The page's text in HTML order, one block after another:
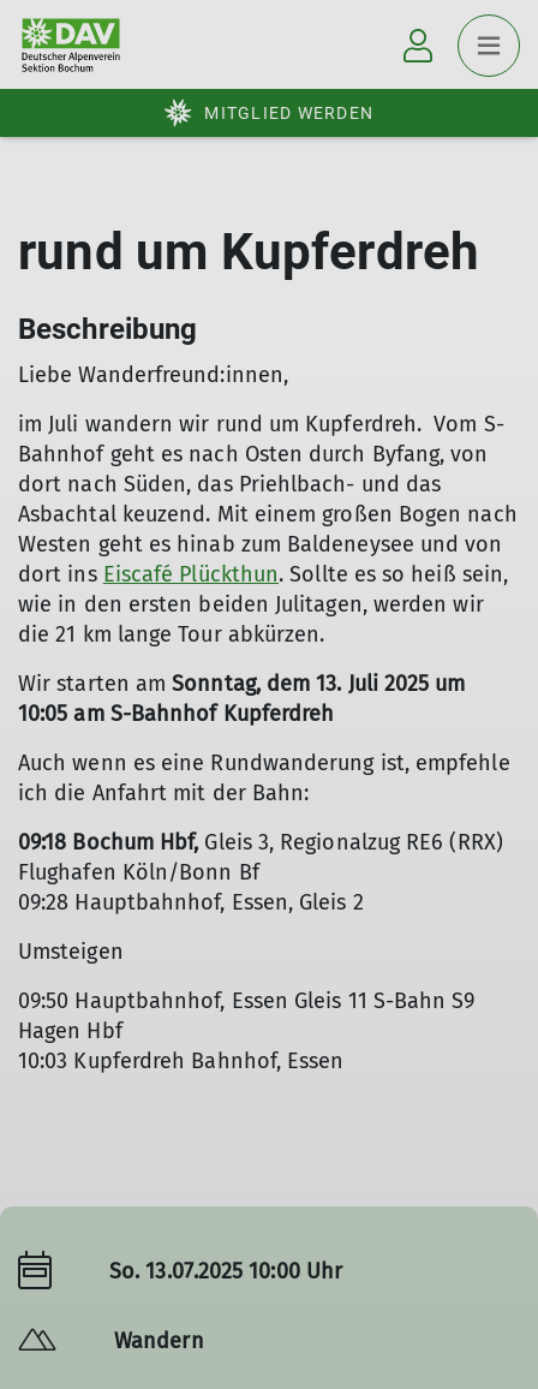
MITGLIED WERDEN
rund um Kupferdreh
Beschreibung
Liebe Wanderfreund:innen,
im Juli wandern wir rund um Kupferdreh. Vom S-
Bahnhof geht es nach Osten durch Byfang, von
dort nach Süden, das Priehlbach- und das
Asbachtal keuzend. Mit einem großen Bogen nach
Westen geht es hinab zum Baldeneysee und von
dort ins Eiscafé Plückthun. Sollte es so heiß sein,
wie in den ersten beiden Julitagen, werden wir
die 21 km lange Tour abkürzen.
Wir starten amSonntag, dem 13. Juli 2025 um
10:05 am S-Bahnhof Kupferdreh
Auch wenn es eine Rundwanderung ist, empfehle
ich die Anfahrt mit der Bahn:
09:18 Bochum Hbf, Gleis 3, Regionalzug RE6 (RRX)
Flughafen Köln/Bonn Bf
09:28 Hauptbahnhof, Essen, Gleis 2
Umsteigen
09:50 Hauptbahnhof, Essen Gleis 11 S-Bahn S9
Hagen Hbf
10:03 Kupferdreh Bahnhof, Essen
So. 13.07.2025 10:00 Uhr
Wandern